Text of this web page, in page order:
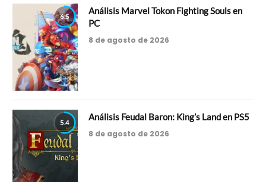
6.5
Análisis Marvel Tokon Fighting Souls en
PC
8 de agosto de 2026
5.4
Análisis Feudal Baron: King’s Land en PS5
8 de agosto de 2026